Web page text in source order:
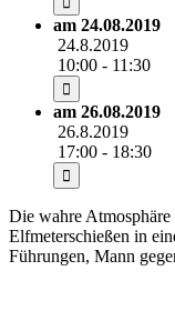
am 24.08.2019
24.8.2019
10:00 - 11:30
am 26.08.2019
26.8.2019
17:00 - 18:30
Die wahre Atmosphäre
Elfmeterschießen in
Führungen, Mann